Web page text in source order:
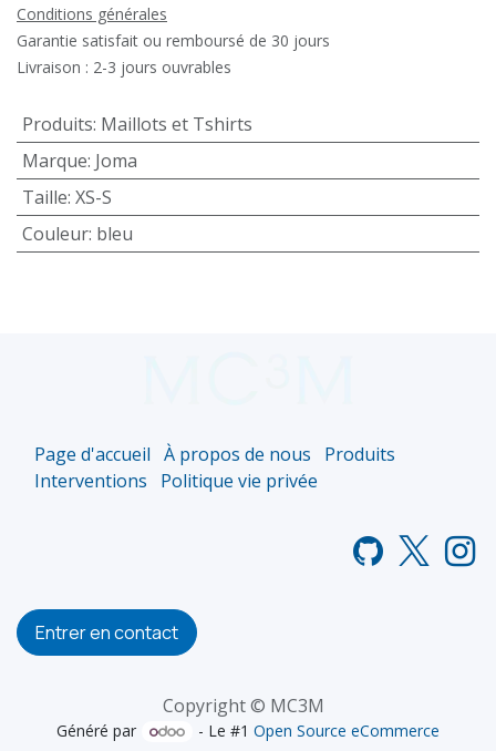
Conditions générales
Garantie satisfait ou remboursé de 30 jours
Livraison : 2-3 jours ouvrables
Produits: Maillots et Tshirts
Marque: Joma
Taille: XS-S
Couleur: bleu
Page d'accueil À propos de nous
Produits
Interventions
Politique vie privée
Entrer en contact
Copyright © MC3M
Généré par - Le #1Open Source eCommerce